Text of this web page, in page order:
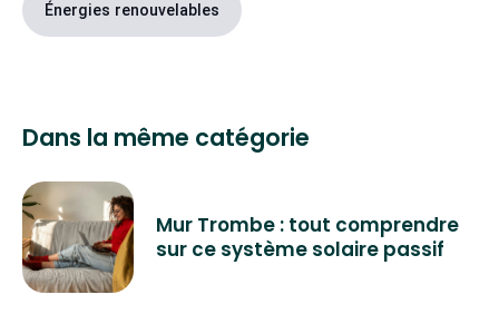
Énergies renouvelables
Dans la même catégorie
Mur Trombe : tout comprendre
sur ce système solaire passif